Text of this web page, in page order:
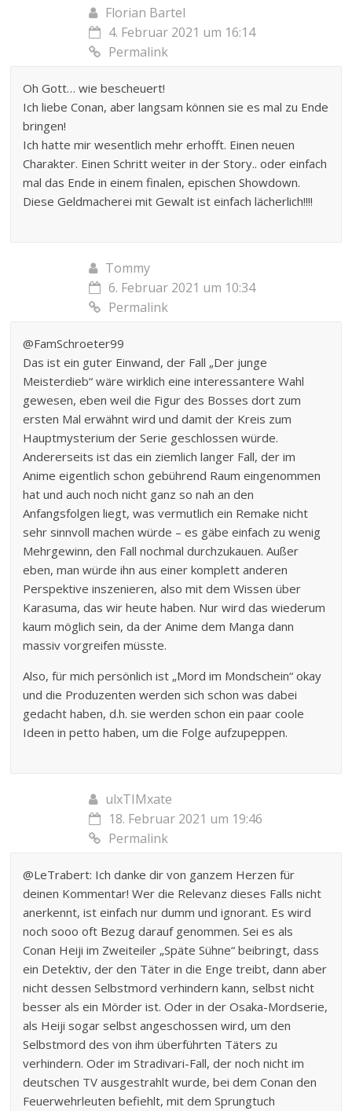
Florian Bartel
4. Februar 2021 um 16:14
Permalink
Oh Gott… wie bescheuert!
Ich liebe Conan, aber langsam können sie es mal zu Ende
bringen!
Ich hatte mir wesentlich mehr erhofft. Einen neuen
Charakter. Einen Schritt weiter in der Story.. oder einfach
mal das Ende in einem finalen, epischen Showdown.
Diese Geldmacherei mit Gewalt ist einfach lächerlich!!!!
Tommy
6. Februar 2021 um 10:34
Permalink
@FamSchroeter99
Das ist ein guter Einwand, der Fall „Der junge
Meisterdieb“ wäre wirklich eine interessantere Wahl
gewesen, eben weil die Figur des Bosses dort zum
ersten Mal erwähnt wird und damit der Kreis zum
Hauptmysterium der Serie geschlossen würde.
Andererseits ist das ein ziemlich langer Fall, der im
Anime eigentlich schon gebührend Raum eingenommen
hat und auch noch nicht ganz so nah an den
Anfangsfolgen liegt, was vermutlich ein Remake nicht
sehr sinnvoll machen würde – es gäbe einfach zu wenig
Mehrgewinn, den Fall nochmal durchzukauen. Außer
eben, man würde ihn aus einer komplett anderen
Perspektive inszenieren, also mit dem Wissen über
Karasuma, das wir heute haben. Nur wird das wiederum
kaum möglich sein, da der Anime dem Manga dann
massiv vorgreifen müsste.
Also, für mich persönlich ist „Mord im Mondschein“ okay
und die Produzenten werden sich schon was dabei
gedacht haben, d.h. sie werden schon ein paar coole
Ideen in petto haben, um die Folge aufzupeppen.
ulxTIMxate
18. Februar 2021 um 19:46
Permalink
@LeTrabert: Ich danke dir von ganzem Herzen für
deinen Kommentar! Wer die Relevanz dieses Falls nicht
anerkennt, ist einfach nur dumm und ignorant. Es wird
noch sooo oft Bezug darauf genommen. Sei es als
Conan Heiji im Zweiteiler „Späte Sühne“ beibringt, dass
ein Detektiv, der den Täter in die Enge treibt, dann aber
nicht dessen Selbstmord verhindern kann, selbst nicht
besser als ein Mörder ist. Oder in der Osaka-Mordserie,
als Heiji sogar selbst angeschossen wird, um den
Selbstmord des von ihm überführten Täters zu
verhindern. Oder im Stradivari-Fall, der noch nicht im
deutschen TV ausgestrahlt wurde, bei dem Conan den
Feuerwehrleuten befiehlt, mit dem Sprungtuch